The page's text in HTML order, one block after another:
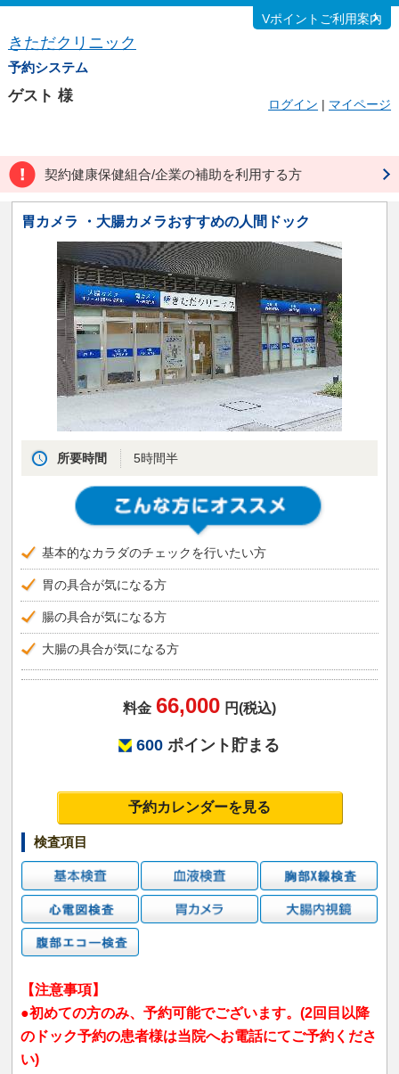
きただクリニック
予約システム
Vポイントご利用案内
ゲスト 様 ログイン | マイページ
契約健康保健組合/企業の補助を利用する方
胃カメラ ・大腸カメラおすすめの人間ドック
所要時間 5時間半
基本的なカラダのチェックを行いたい方
胃の具合が気になる方
腸の具合が気になる方
大腸の具合が気になる方
料金 66,000 円(税込)
600ポイント貯まる
予約カレンダーを見る
検査項目
【注意事項】
●初めての方のみ、予約可能でございます。(2回目以降
のドック予約の患者様は当院へお電話にてご予約くださ
い)